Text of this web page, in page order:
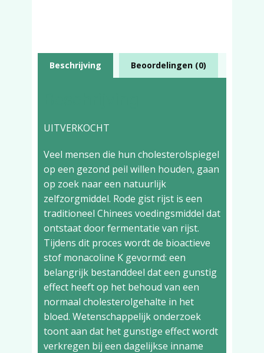
Beschrijving Beoordelingen (0)
UITVERKOCHT
Veel mensen die hun cholesterolspiegel
op een gezond peil willen houden, gaan
op zoek naar een natuurlijk
zelfzorgmiddel. Rode gist rijst is een
traditioneel Chinees voedingsmiddel dat
ontstaat door fermentatie van rijst.
Tijdens dit proces wordt de bioactieve
stof monacoline K gevormd: een
belangrijk bestanddeel dat een gunstig
effect heeft op het behoud van een
normaal cholesterolgehalte in het
bloed. Wetenschappelijk onderzoek
toont aan dat het gunstige effect wordt
verkregen bij een dagelijkse inname